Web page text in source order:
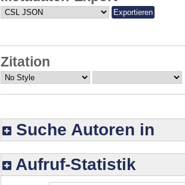
Zitation
Suche Autoren in
Aufruf-Statistik